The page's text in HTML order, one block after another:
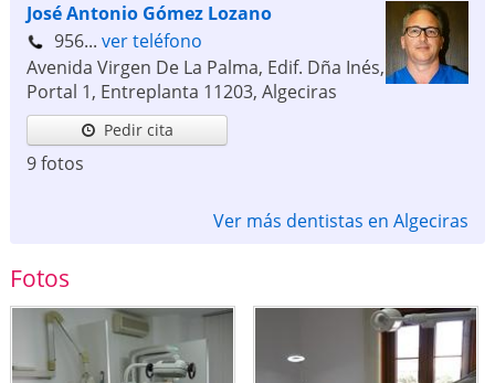
José Antonio Gómez Lozano
956... ver teléfono
Avenida Virgen De La Palma, Edif. Dña Inés,
Portal 1, Entreplanta 11203, Algeciras
Pedir cita
9 fotos
Ver más dentistas en Algeciras
Fotos